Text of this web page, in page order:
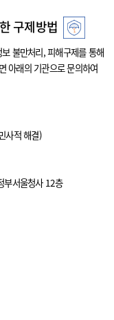
구제방법
불만처리, 피해구제를 통해
아래의 기관으로 문의하여
사적 해결)
부서울청사 12층